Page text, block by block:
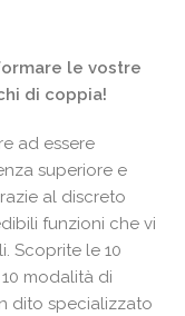
le vostre
di coppia!
ad essere
superiore e
al discreto
funzioni che vi
Scoprite le 10
modalità di
dito specializzato